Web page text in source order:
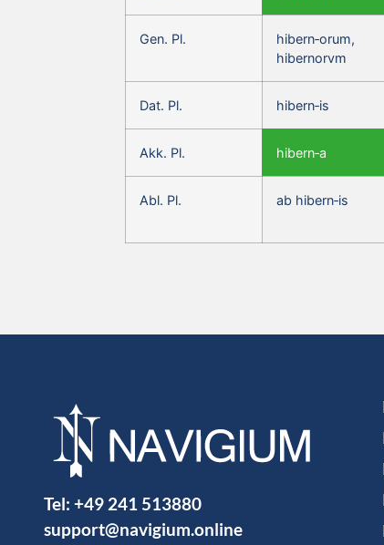
Gen. Pl.
hibern‑orum,
hibernorvm
Dat. Pl. hibern‑is
Akk. Pl. hibern‑a
Abl. Pl. ab hibern‑is
Tel: +49 241 513880
support@navigium.online